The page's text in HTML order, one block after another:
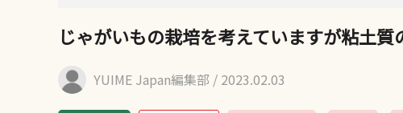
じゃがいもの栽培を考えていますが粘土質
YUIME Japan編集部 / 2023.02.03